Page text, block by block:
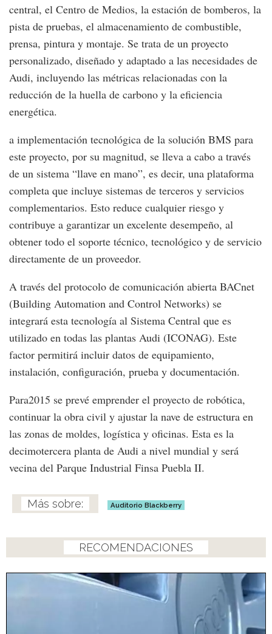
central, el Centro de Medios, la estación de bomberos, la
pista de pruebas, el almacenamiento de combustible,
prensa, pintura y montaje. Se trata de un proyecto
personalizado, diseñado y adaptado a las necesidades de
Audi, incluyendo las métricas relacionadas con la
reducción de la huella de carbono y la eficiencia
energética.
a implementación tecnológica de la solución BMS para
este proyecto, por su magnitud, se lleva a cabo a través
de un sistema “llave en mano”, es decir, una plataforma
completa que incluye sistemas de terceros y servicios
complementarios. Esto reduce cualquier riesgo y
contribuye a garantizar un excelente desempeño, al
obtener todo el soporte técnico, tecnológico y de servicio
directamente de un proveedor.
A través del protocolo de comunicación abierta BACnet
(Building Automation and Control Networks) se
integrará esta tecnología al Sistema Central que es
utilizado en todas las plantas Audi (ICONAG). Este
factor permitirá incluir datos de equipamiento,
instalación, configuración, prueba y documentación.
Para2015 se prevé emprender el proyecto de robótica,
continuar la obra civil y ajustar la nave de estructura en
las zonas de moldes, logística y oficinas. Esta es la
decimotercera planta de Audi a nivel mundial y será
vecina del Parque Industrial Finsa Puebla II.
Auditorio Blackberry
RECOMENDACIONES